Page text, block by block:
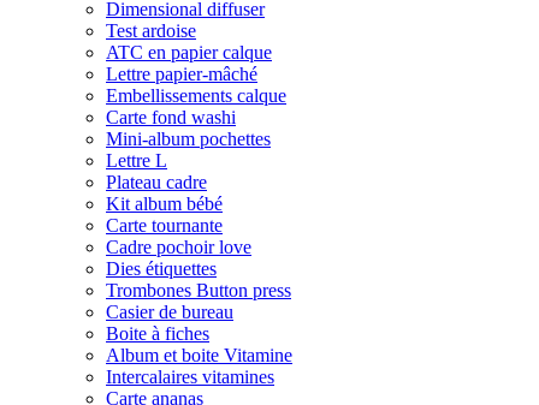
Dimensional diffuser
Test ardoise
ATC en papier calque
Lettre papier-mâché
Embellissements calque
Carte fond washi
Mini-album pochettes
Lettre L
Plateau cadre
Kit album bébé
Carte tournante
Cadre pochoir love
Dies étiquettes
Trombones Button press
Casier de bureau
Boite à fiches
Album et boite Vitamine
Intercalaires vitamines
Carte ananas